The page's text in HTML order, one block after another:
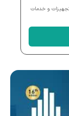
تجهیزات و خدمات